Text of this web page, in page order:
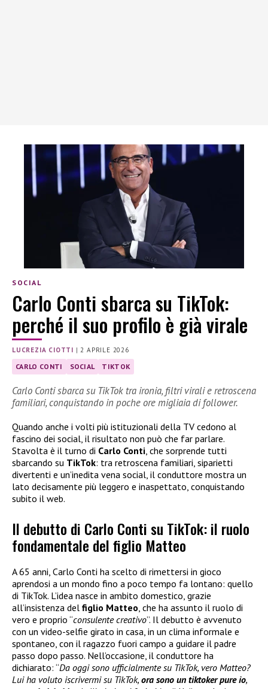
SOCIAL
Carlo Conti sbarca su TikTok:
perché il suo profilo è già virale
LUCREZIA CIOTTI |2 APRILE 2026
CARLO CONTI SOCIAL TIKTOK
Carlo Conti sbarca su TikTok tra ironia, filtri virali e retroscena
familiari, conquistando in poche ore migliaia di follower.
Quando anche i volti più istituzionali della TV cedono al
fascino dei social, il risultato non può che far parlare.
Stavolta è il turno di Carlo Conti, che sorprende tutti
sbarcando su TikTok: tra retroscena familiari, siparietti
divertenti e un’inedita vena social, il conduttore mostra un
lato decisamente più leggero e inaspettato, conquistando
subito il web.
Il debutto di Carlo Conti su TikTok: il ruolo
fondamentale del figlio Matteo
A 65 anni, Carlo Conti ha scelto di rimettersi in gioco
aprendosi a un mondo fino a poco tempo fa lontano: quello
di TikTok. L’idea nasce in ambito domestico, grazie
all’insistenza del figlio Matteo, che ha assunto il ruolo di
vero e proprio “consulente creativo”. Il debutto è avvenuto
con un video-selfie girato in casa, in un clima informale e
spontaneo, con il ragazzo fuori campo a guidare il padre
passo dopo passo. Nell’occasione, il conduttore ha
dichiarato: “Da oggi sono ufficialmente su TikTok, vero Matteo?
Lui ha voluto iscrivermi su TikTok, ora sono un tiktoker pure io,